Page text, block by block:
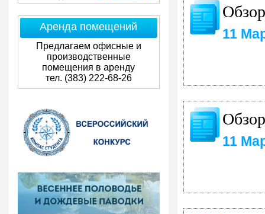
Аренда помещений
Предлагаем офисные и
производственные
помещения в аренду
тел. (383) 222-68-26
11
11